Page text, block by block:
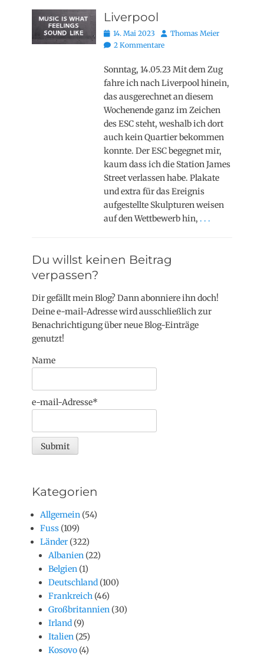
Liverpool
Posted
on
14. Mai 2023 AutorThomas Meier
2 Kommentare
Sonntag, 14.05.23 Mit dem Zug
fahre ich nach Liverpool hinein,
das ausgerechnet an diesem
Wochenende ganz im Zeichen
des ESC steht, weshalb ich dort
auch kein Quartier bekommen
konnte. Der ESC begegnet mir,
kaum dass ich die Station James
Street verlassen habe. Plakate
und extra für das Ereignis
aufgestellte Skulpturen weisen
auf den Wettbewerb hin, . . .
Du willst keinen Beitrag
verpassen?
Dir gefällt mein Blog? Dann abonniere ihn doch!
Deine e-mail-Adresse wird ausschließlich zur
Benachrichtigung über neue Blog-Einträge
genutzt!
Name
e-mail-Adresse*
Kategorien
Allgemein (54)
Fuss (109)
Länder (322)
Albanien (22)
Belgien (1)
Deutschland (100)
Frankreich (46)
Großbritannien (30)
Irland (9)
Italien (25)
Kosovo (4)